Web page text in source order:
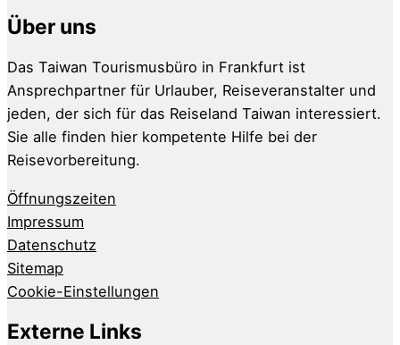
Über uns
Das Taiwan Tourismusbüro in Frankfurt ist
Ansprechpartner für Urlauber, Reiseveranstalter und
jeden, der sich für das Reiseland Taiwan interessiert.
Sie alle finden hier kompetente Hilfe bei der
Reisevorbereitung.
Öffnungszeiten
Impressum
Datenschutz
Sitemap
Cookie-Einstellungen
Externe Links